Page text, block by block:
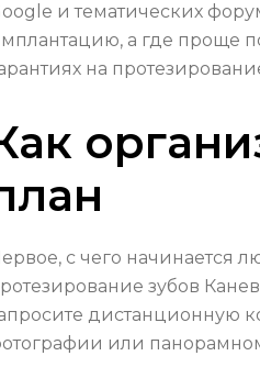
и тематических
а где проще
на
с чего начинается
зубов
дистанционную
или